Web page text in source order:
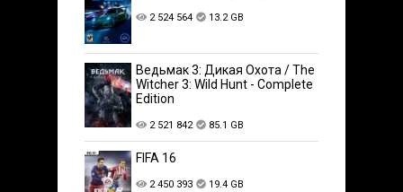
2 524 564 13.2 GB
Ведьмак 3: Дикая Охота / The
Witcher 3: Wild Hunt - Complete
Edition
2 521 842 85.1 GB
FIFA 16
2 450 393 19.4 GB